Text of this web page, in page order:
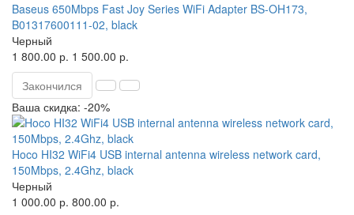
Baseus 650Mbps Fast Joy Series WiFi Adapter BS-OH173,
B01317600111-02, black
Черный
1 800.00 р. 1 500.00 р.
Закончился
Ваша скидка: -20%
Hoco HI32 WiFi4 USB internal antenna wireless network card,
150Mbps, 2.4Ghz, black
Черный
1 000.00 р. 800.00 р.